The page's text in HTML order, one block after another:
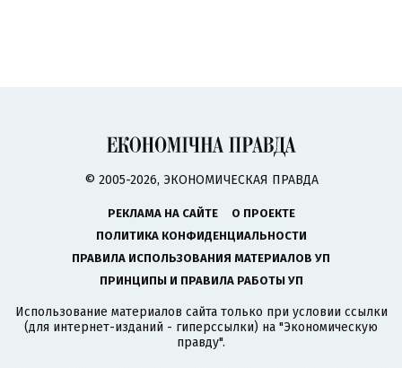
© 2005-2026, ЭКОНОМИЧЕСКАЯ ПРАВДА
РЕКЛАМА НА САЙТЕ
О ПРОЕКТЕ
ПОЛИТИКА КОНФИДЕНЦИАЛЬНОСТИ
ПРАВИЛА ИСПОЛЬЗОВАНИЯ МАТЕРИАЛОВ УП
ПРИНЦИПЫ И ПРАВИЛА РАБОТЫ УП
Использование материалов сайта только при условии ссылки
(для интернет-изданий - гиперссылки) на "Экономическую
правду".